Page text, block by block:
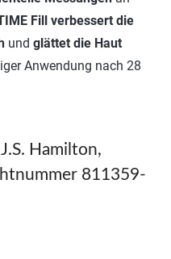
Fill
verbessert die
und glättet die Haut
Anwendung nach 28
Hamilton,
811359-